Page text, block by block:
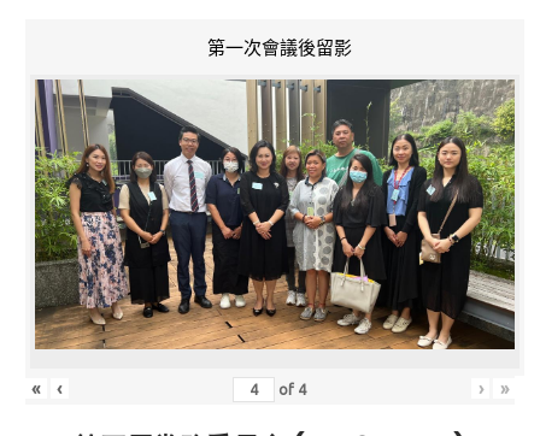
第一次會議後留影
« ‹ of 4 › »